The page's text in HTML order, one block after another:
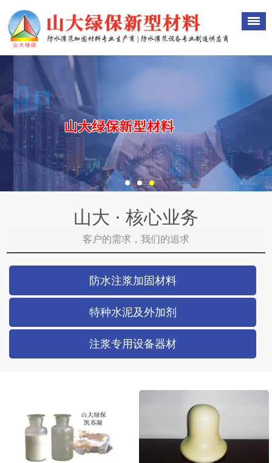
山大 · 核心业务
客户的需求，我们的追求
防水注浆加固材料
特种水泥及外加剂
注浆专用设备器材